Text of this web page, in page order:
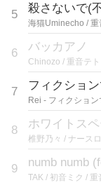
5 殺さないで(
海猫Uminecho / 重
6 バッカアノ
Chinozo / 重音テト
7 フィクショ
Rei - フィクション
8 ホワイトス
椎野乃々 / ナース
9 numb numb
TAK / 初音ミク / 重